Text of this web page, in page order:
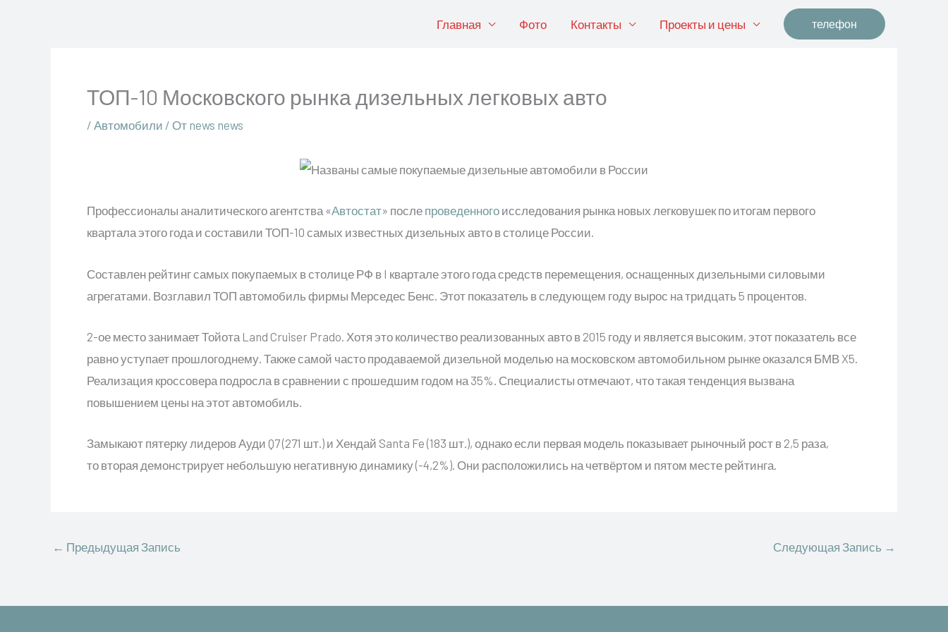
Главная Фото Контакты Проекты и цены телефон
ТОП-10 Московского рынка дизельных легковых авто
/ Автомобили / От news news
Профессионалы аналитического агентства «Автостат» после проведенного исследования рынка новых легковушек по итогам первого
квартала этого года и составили ТОП-10 самых известных дизельных авто в столице России.
Составлен рейтинг самых покупаемых в столице РФ в I квартале этого года средств перемещения, оснащенных дизельными силовыми
агрегатами. Возглавил ТОП автомобиль фирмы Мерседес Бенс. Этот показатель в следующем году вырос на тридцать 5 процентов.
2-ое место занимает Тойота Land Cruiser Prado. Хотя это количество реализованных авто в 2015 году и является высоким, этот показатель все
равно уступает прошлогоднему. Также самой часто продаваемой дизельной моделью на московском автомобильном рынке оказался БМВ X5.
Реализация кроссовера подросла в сравнении с прошедшим годом на 35%. Специалисты отмечают, что такая тенденция вызвана
повышением цены на этот автомобиль.
Замыкают пятерку лидеров Ауди Q7 (271 шт.) и Хендай Santa Fe (183 шт.), однако если первая модель показывает рыночный рост в 2,5 раза,
то вторая демонстрирует небольшую негативную динамику (-4,2%). Они расположились на четвёртом и пятом месте рейтинга.
← Предыдущая Запись Следующая Запись →